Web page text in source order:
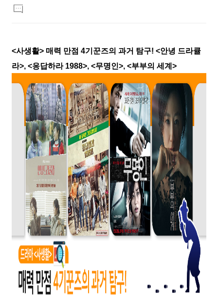
문
댓
글
<사생활> 매력 만점 4기꾼즈의 과거 탐구! <안녕 드라큘
라>, <응답하라1988>, <무명인>, <부부의 세계 >